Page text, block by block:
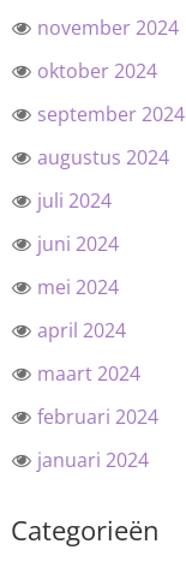
november 2024
oktober 2024
september 2024
augustus 2024
juli 2024
juni 2024
mei 2024
april 2024
maart 2024
februari 2024
januari 2024
Categorieën